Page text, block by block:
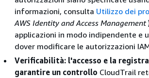
informazioni, consulta Utilizzo dei
AWS Identity and Access Management
applicazioni in modo indipendente e
dover modificare le autorizzazioni
Verificabilità: l'accesso e la
garantire un controllo CloudTrail